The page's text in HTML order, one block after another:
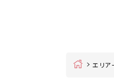
Home エリア